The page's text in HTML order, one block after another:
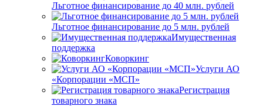
Льготное финансирование до 40 млн. рублей
Льготное финансирование до 5 млн. рублей
Имущественная
поддержка
Коворкинг
Услуги АО
«Корпорации «МСП»
Регистрация
товарного знака